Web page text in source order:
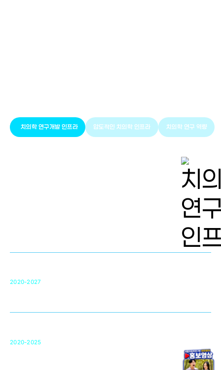
치의학 연구개발 인프라 압도적인 치의학 인프라 치의학 연구 역량
2020-2027
2020-2025
미국 베크만연구소